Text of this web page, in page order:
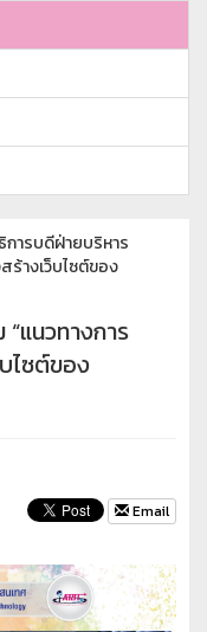
ารบดีฝ่ายบริหาร
ร้างเว็บไซต์ของ
แนวทางการ
ไซต์ของ
Email